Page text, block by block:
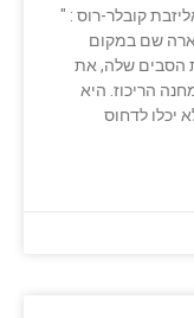
קובלר-רוס : "
שם במקום
הסבים שלה, את
הריכוז. היא
יכלו לדחוס